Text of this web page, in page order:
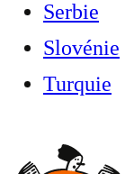
Serbie
Slovénie
Turquie